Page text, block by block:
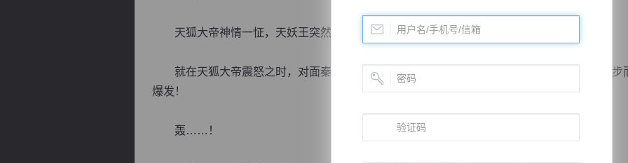
天狐大帝神情一怔，天妖王突然出手，反而超出他的预料之外。
就在天狐大帝震怒之时，对面秦明眉头一皱，见到天妖王袭来，其左手将玉玲抱住，随之步
爆发！
轰……！